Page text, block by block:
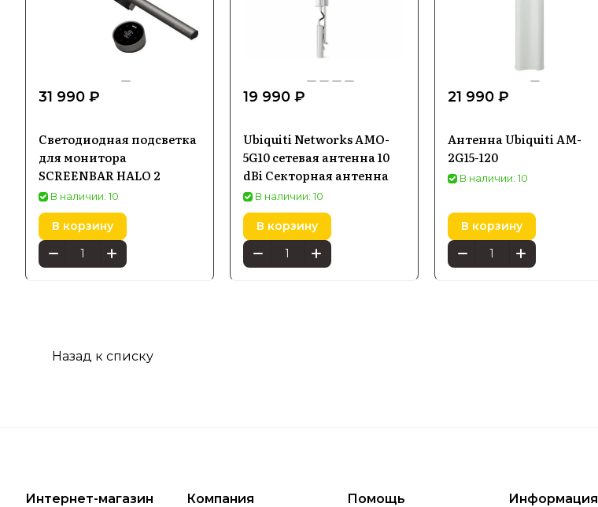
31 990 ₽
Светодиодная подсветка
для монитора
SCREENBAR HALO 2
В наличии: 10
В корзину
19 990 ₽
Ubiquiti Networks AMO-
5G10 сетевая антенна 10
dBi Секторная антенна
В наличии: 10
В корзину
21 990 ₽
Антенна Ubiquiti AM-
2G15-120
В наличии: 10
В корзину
Назад к списку
Интернет-магазин Компания Помощь Информация